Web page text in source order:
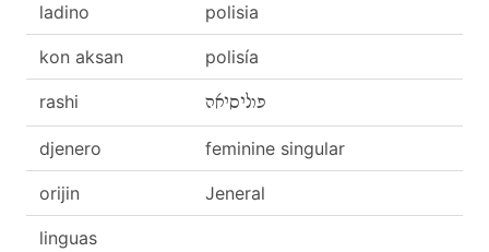
ladino polisia
kon aksan polisía
rashi פוליסיאה
djenero feminine singular
orijin Jeneral
linguas